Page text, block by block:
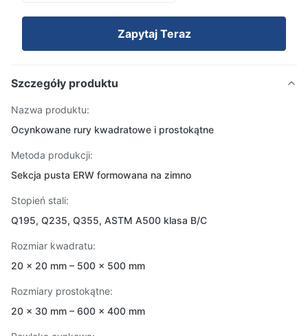
Zapytaj Teraz
Szczegóły produktu
Nazwa produktu:
Ocynkowane rury kwadratowe i prostokątne
Metoda produkcji:
Sekcja pusta ERW formowana na zimno
Stopień stali:
Q195, Q235, Q355, ASTM A500 klasa B/C
Rozmiar kwadratu:
20 × 20 mm – 500 × 500 mm
Rozmiary prostokątne:
20 × 30 mm – 600 × 400 mm